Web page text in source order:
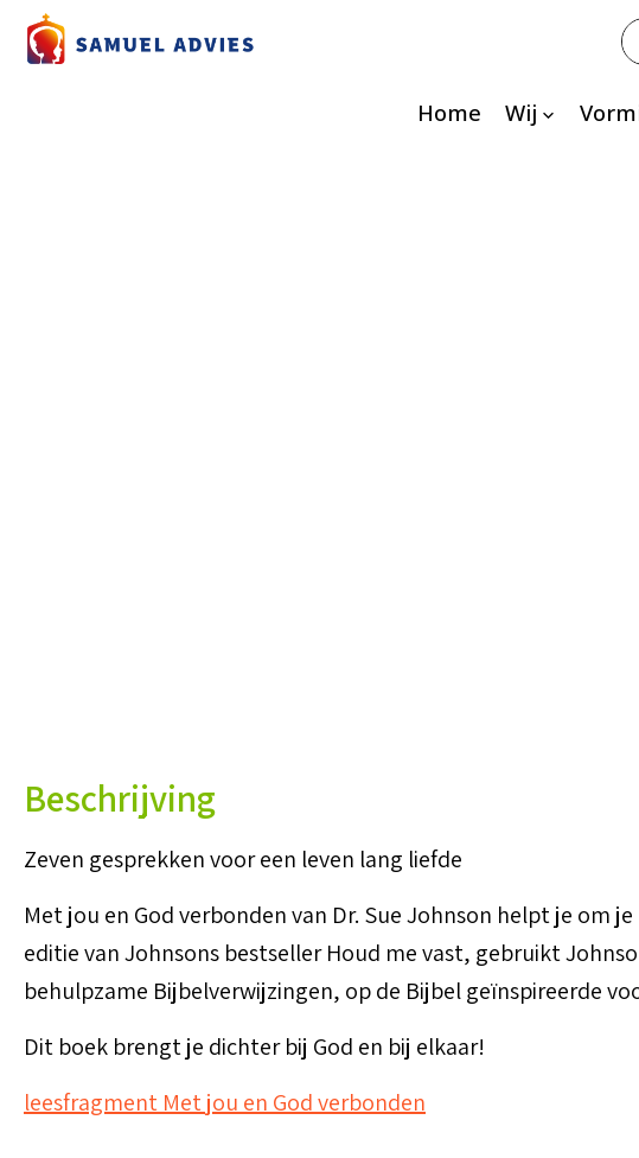
Home Wij
Beschrijving
Zeven gesprekken voor een leven lang liefde
Met jou en God verbonden van Dr. Sue Johnson helpt je om
editie van Johnsons bestseller Houd me vast, gebruikt
behulpzame Bijbelverwijzingen, op de Bijbel geïnspireerde
Dit boek brengt je dichter bij God en bij elkaar!
leesfragment Met jou en God verbonden